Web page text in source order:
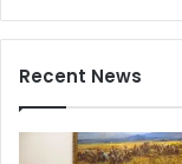
Recent News